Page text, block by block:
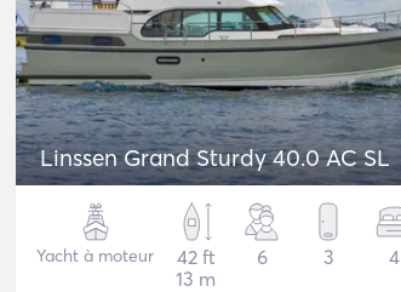
Linssen Grand Sturdy 40.0 AC SL
Yacht à moteur
42 ft
13 m
6 3 4